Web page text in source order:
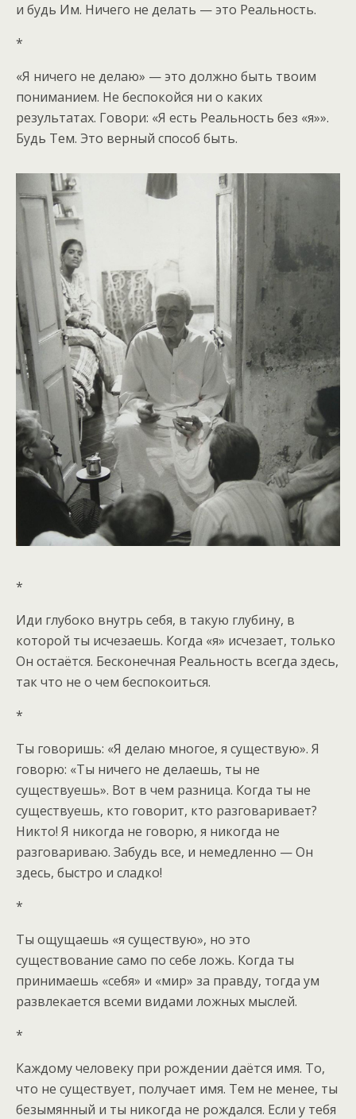
и будь Им. Ничего не делать — это Реальность.
*
«Я ничего не делаю» — это должно быть твоим
пониманием. Не беспокойся ни о каких
результатах. Говори: «Я есть Реальность без «я»».
Будь Тем. Это верный способ быть.
*
Иди глубоко внутрь себя, в такую глубину, в
которой ты исчезаешь. Когда «я» исчезает, только
Он остаётся. Бесконечная Реальность всегда здесь,
так что не о чем беспокоиться.
*
Ты говоришь: «Я делаю многое, я существую». Я
говорю: «Ты ничего не делаешь, ты не
существуешь». Вот в чем разница. Когда ты не
существуешь, кто говорит, кто разговаривает?
Никто! Я никогда не говорю, я никогда не
разговариваю. Забудь все, и немедленно — Он
здесь, быстро и сладко!
*
Ты ощущаешь «я существую», но это
существование само по себе ложь. Когда ты
принимаешь «себя» и «мир» за правду, тогда ум
развлекается всеми видами ложных мыслей.
*
Каждому человеку при рождении даётся имя. То,
что не существует, получает имя. Тем не менее, ты
безымянный и ты никогда не рождался. Если у тебя